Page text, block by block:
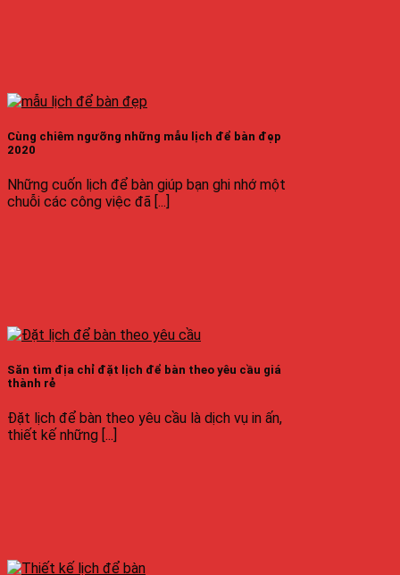
Cùng chiêm ngưỡng những mẫu lịch để bàn đẹp
2020
Những cuốn lịch để bàn giúp bạn ghi nhớ một
chuỗi các công việc đã [...]
Săn tìm địa chỉ đặt lịch để bàn theo yêu cầu giá
thành rẻ
Đặt lịch để bàn theo yêu cầu là dịch vụ in ấn,
thiết kế những [...]